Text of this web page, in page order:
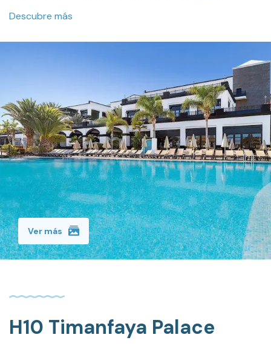
Descubre más
Ver más
H10 Timanfaya Palace